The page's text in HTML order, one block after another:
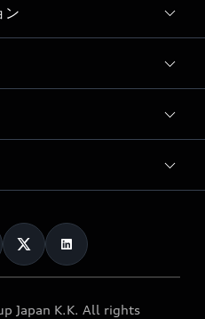
ン
Japan K.K. All rights